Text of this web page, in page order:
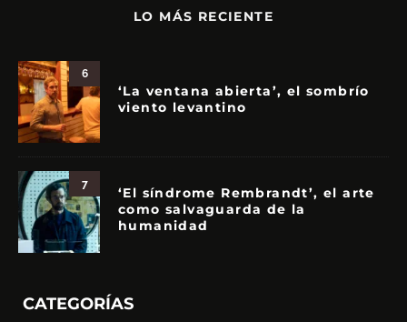
LO MÁS RECIENTE
6
‘La ventana abierta’, el sombrío
viento levantino
7
‘El síndrome Rembrandt’, el arte
como salvaguarda de la
humanidad
CATEGORÍAS